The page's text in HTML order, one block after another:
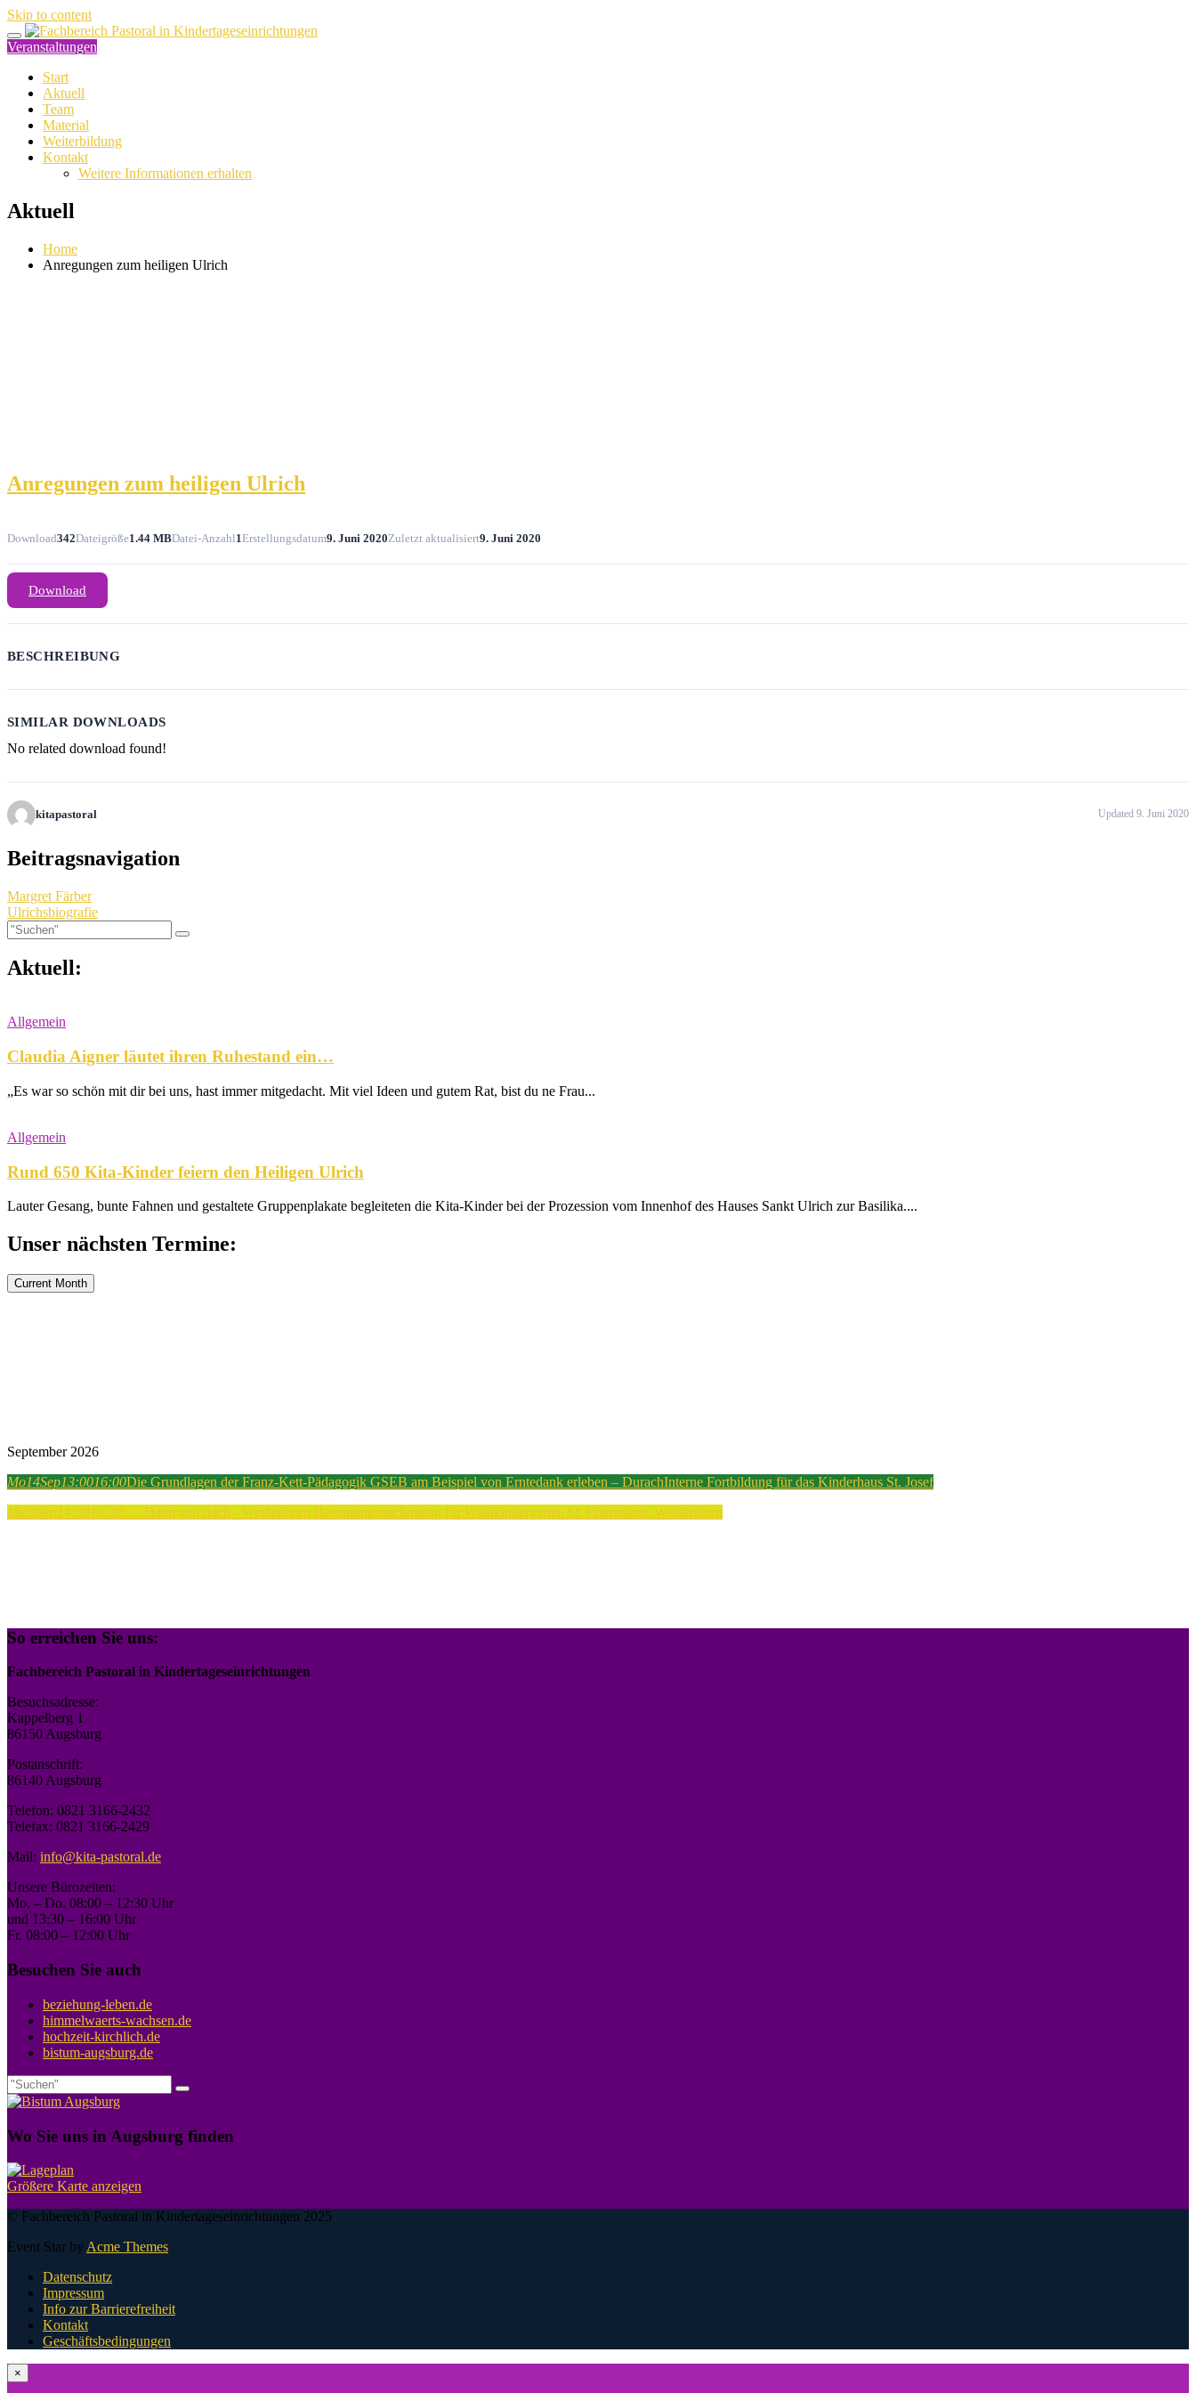
Skip to content
Veranstaltungen
Start
Aktuell
Team
Material
Weiterbildung
Kontakt
Weitere Informationen erhalten
Aktuell
Home
Anregungen zum heiligen Ulrich
Anregungen zum heiligen Ulrich
Download342Dateigröße1.44 MBDatei-Anzahl1Erstellungsdatum9. Juni 2020Zuletzt aktualisiert9. Juni 2020
Download
BESCHREIBUNG
SIMILAR DOWNLOADS
No related download found!
kitapastoral Updated 9. Juni 2020
Beitragsnavigation
Margret Färber
Ulrichsbiografie
Aktuell:
Allgemein
Claudia Aigner läutet ihren Ruhestand ein…
„Es war so schön mit dir bei uns, hast immer mitgedacht. Mit viel Ideen und gutem Rat, bist du ne Frau...
Allgemein
Rund 650 Kita-Kinder feiern den Heiligen Ulrich
Lauter Gesang, bunte Fahnen und gestaltete Gruppenplakate begleiteten die Kita-Kinder bei der Prozession vom Innenhof des Hauses Sankt Ulrich zur Basilika....
Unser nächsten Termine:
Current Month
September 2026
Mo14Sep13:0016:00Die Grundlagen der Franz-Kett-Pädagogik GSEB am Beispiel von Erntedank erleben – DurachInterne Fortbildung für das Kinderhaus St. Josef
Mi 23Sep 14:00 16:30…. Dann geh doch - Weißenhorn Besinnungsnachmittag für Waldkindergarten St. Franziskus, Weißenhorn
So erreichen Sie uns:
Fachbereich Pastoral in Kindertageseinrichtungen
Besuchsadresse:
Kappelberg 1
86150 Augsburg
Postanschrift:
86140 Augsburg
Telefon: 0821 3166-2432
Telefax: 0821 3166-2429
Mail: info@kita-pastoral.de
Unsere Bürozeiten:
Mo. – Do. 08:00 – 12:30 Uhr
und 13:30 – 16:00 Uhr
Fr. 08:00 – 12:00 Uhr
Besuchen Sie auch
beziehung-leben.de
himmelwaerts-wachsen.de
hochzeit-kirchlich.de
bistum-augsburg.de
Wo Sie uns in Augsburg finden
Größere Karte anzeigen
© Fachbereich Pastoral in Kindertageseinrichtungen 2025
Event Star by Acme Themes
Datenschutz
Impressum
Info zur Barrierefreiheit
Kontakt
Geschäftsbedingungen
×